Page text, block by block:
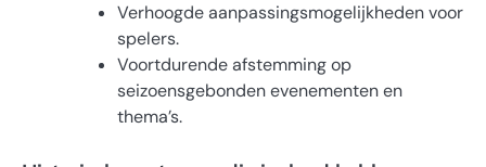
Verhoogde aanpassingsmogelijkheden voor
spelers.
Voortdurende afstemming op
seizoensgebonden evenementen en
thema’s.